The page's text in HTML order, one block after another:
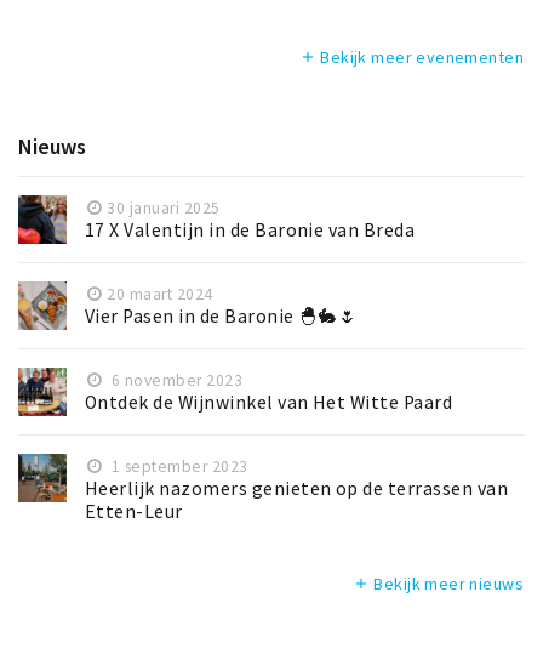
add Bekijk meer evenementen
Nieuws
30 januari 2025
17 X Valentijn in de Baronie van Breda
20 maart 2024
Vier Pasen in de Baronie 🐣🐇🌷
6 november 2023
Ontdek de Wijnwinkel van Het Witte Paard
1 september 2023
Heerlijk nazomers genieten op de terrassen van
Etten-Leur
add Bekijk meer nieuws